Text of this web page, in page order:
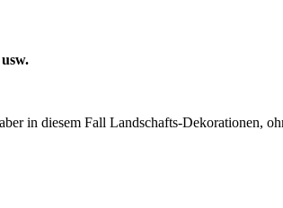
in diesem Fall Landschafts-Dekorationen,